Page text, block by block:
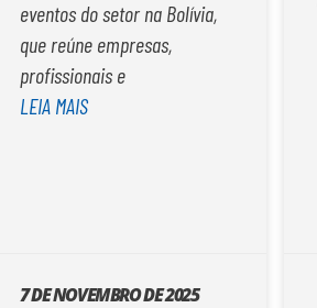
eventos do setor na Bolívia,
que reúne empresas,
profissionais e
LEIA MAIS
7 DE NOVEMBRO DE 2025